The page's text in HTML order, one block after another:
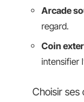
Arcade
regard.
Coin
intensifier
Choisir ses